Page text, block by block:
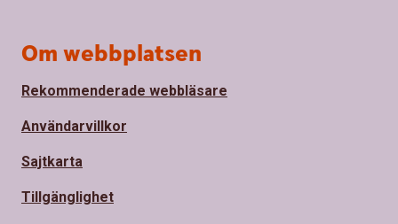
Om webbplatsen
Rekommenderade webbläsare
Användarvillkor
Sajtkarta
Tillgänglighet